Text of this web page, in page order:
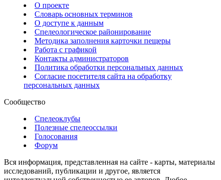
О проекте
Словарь основных терминов
О доступе к данным
Спелеологическое районирование
Методика заполнения карточки пещеры
Работа с графикой
Контакты администраторов
Политика обработки персональных данных
Согласие посетителя сайта на обработку
персональных данных
Сообщество
Спелеоклубы
Полезные спелеоссылки
Голосования
Форум
Вся информация, представленная на сайте - карты, материалы
исследований, публикации и другое, является